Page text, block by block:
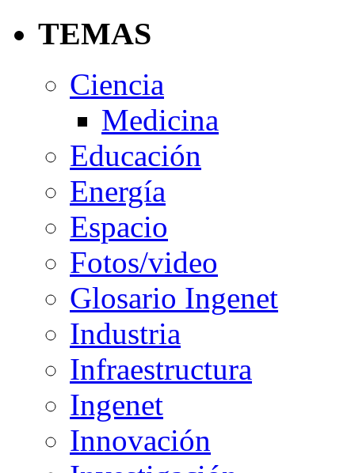
TEMAS
Ciencia
Medicina
Educación
Energía
Espacio
Fotos/video
Glosario Ingenet
Industria
Infraestructura
Ingenet
Innovación